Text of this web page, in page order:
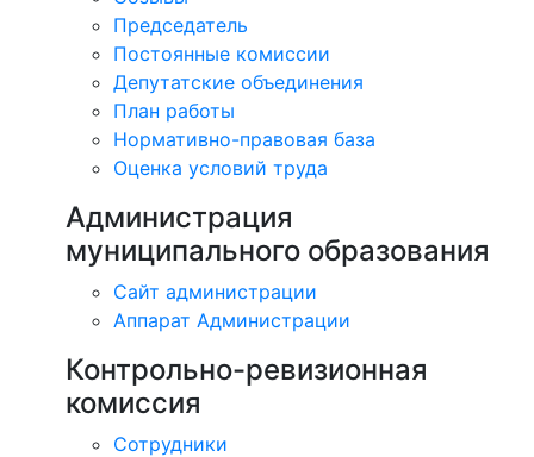
Председатель
Постоянные комиссии
Депутатские объединения
План работы
Нормативно-правовая база
Оценка условий труда
Администрация
муниципального образования
Сайт администрации
Аппарат Администрации
Контрольно-ревизионная
комиссия
Сотрудники